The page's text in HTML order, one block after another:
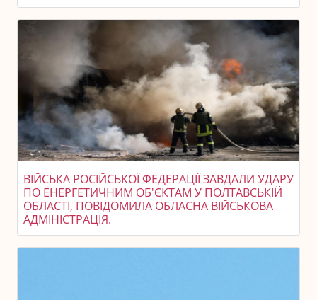
ВІЙСЬКА РОСІЙСЬКОЇ ФЕДЕРАЦІЇ ЗАВДАЛИ УДАРУ
ПО ЕНЕРГЕТИЧНИМ ОБ'ЄКТАМ У ПОЛТАВСЬКІЙ
ОБЛАСТІ, ПОВІДОМИЛА ОБЛАСНА ВІЙСЬКОВА
АДМІНІСТРАЦІЯ.